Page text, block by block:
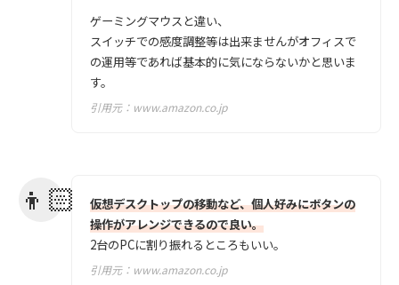
ゲーミングマウスと違い、
スイッチでの感度調整等は出来ませんがオフィスで
の運用等であれば基本的に気にならないかと思いま
す。
引用元： www.amazon.co.jp
仮想デスクトップの移動など、個人好みにボタンの
操作がアレンジできるので良い。
2台のPCに割り振れるところもいい。
引用元： www.amazon.co.jp